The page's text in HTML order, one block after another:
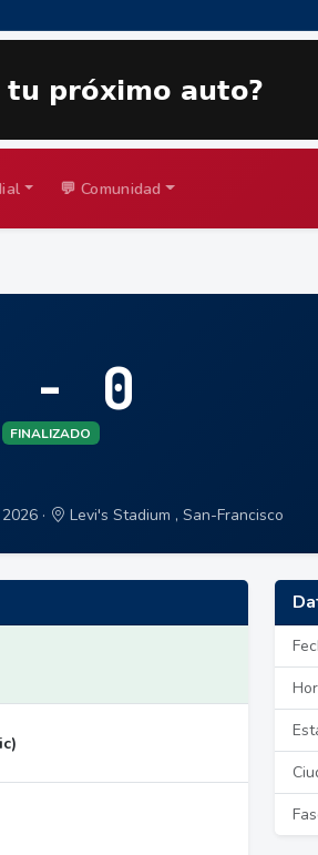
💬 Comunidad
- 0
FINALIZADO
·
Levi's Stadium , San-Francisco